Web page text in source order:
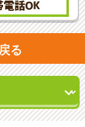
電話OK
る